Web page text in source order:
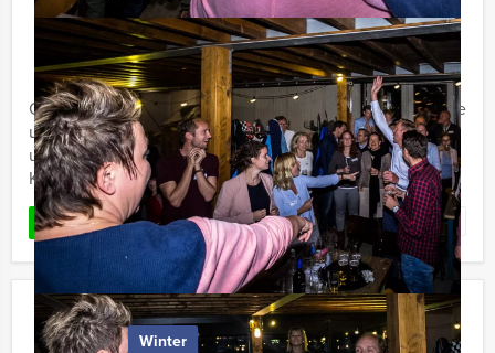
Kolonisten Tablet Game in Delft
Vanaf€ 27,50 p.p. excl. BTW
Vanaf 12 personen ‐ 2 uur en 30 minuten
Op zoek naar een groepsuitje met vrienden of een dagje
uit met collega's dat bol staat van avontuur, leuke
uitdagingen en de noodzakelijke teambuilding? De
Kolonisten van ...
LEES MEER Favoriet
Old Delft
Winter